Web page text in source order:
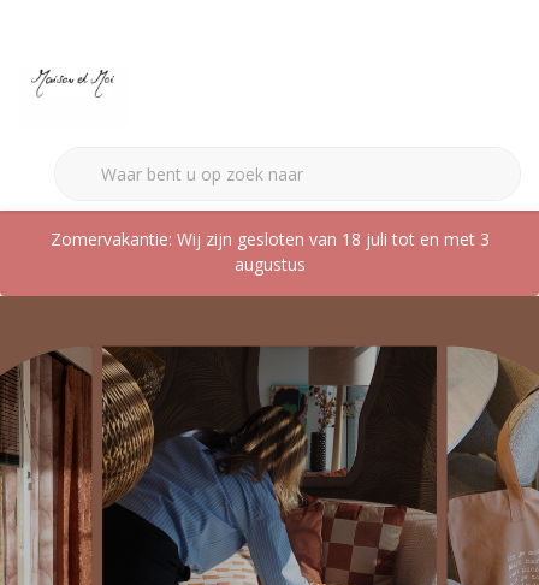
Zomervakantie: Wij zijn gesloten van 18 juli tot en met 3
augustus